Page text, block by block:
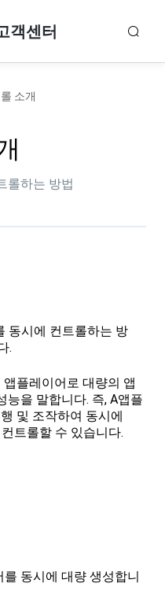
객센터
소개
롤하는 방법
동시에 컨트롤하는 방
.
앱플레이어로 대량의 앱
능을 말합니다. 즉, A앱플
및 조작하여 동시에
트롤할 수 있습니다.
동시에 대량 생성합니